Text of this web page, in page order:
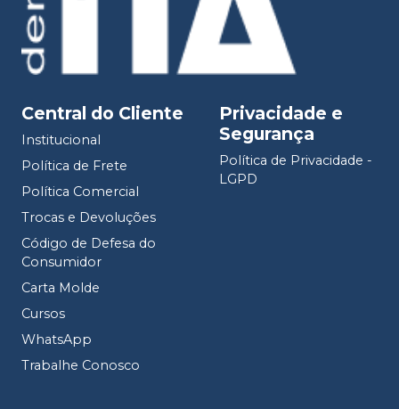
Central do Cliente
Institucional
Política de Frete
Política Comercial
Trocas e Devoluções
Código de Defesa do
Consumidor
Carta Molde
Cursos
WhatsApp
Trabalhe Conosco
Privacidade e
Segurança
Política de Privacidade -
LGPD